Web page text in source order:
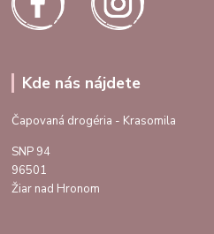
Kde nás nájdete
Čapovaná drogéria - Krasomila
SNP 94
96501
Žiar nad Hronom